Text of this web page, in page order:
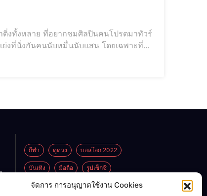
จัดการ การอนุญาตใช้งาน Cookies
ติ่งทั้งหลาย ที่อยากชมศิลปินคนโปรดมาทัวร์
ย่งที่นั่งกันคนนับหมื่นนับแสน โดยเฉพาะที่
กีฬา ดูดวง บอลโลก 2022
บันเทิง มือถือ รูปเซ็กซี่
ไลฟ์สไตล์